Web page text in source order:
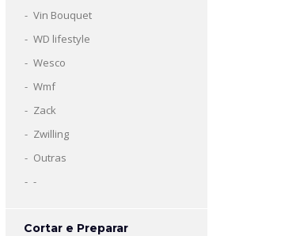
Vin Bouquet
WD lifestyle
Wesco
Wmf
Zack
Zwilling
Outras
-
Cortar e Preparar